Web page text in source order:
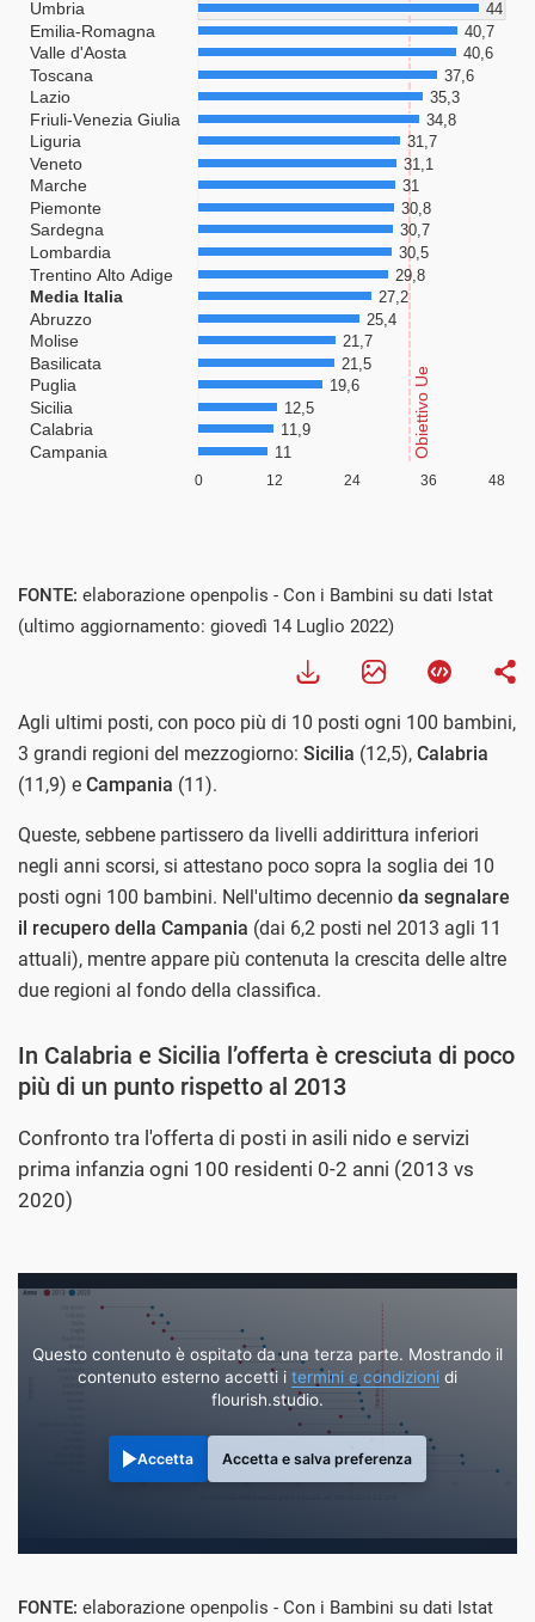
FONTE: elaborazione openpolis - Con i Bambini su dati Istat
(ultimo aggiornamento: giovedì 14 Luglio 2022)
Agli ultimi posti, con poco più di 10 posti ogni 100 bambini,
3 grandi regioni del mezzogiorno: Sicilia (12,5), Calabria
(11,9) e Campania (11).
Queste, sebbene partissero da livelli addirittura inferiori
negli anni scorsi, si attestano poco sopra la soglia dei 10
posti ogni 100 bambini. Nell'ultimo decennio da segnalare
il recupero della Campania (dai 6,2 posti nel 2013 agli 11
attuali), mentre appare più contenuta la crescita delle altre
due regioni al fondo della classifica.
In Calabria e Sicilia l’offerta è cresciuta di poco
più di un punto rispetto al 2013
Confronto tra l'offerta di posti in asili nido e servizi
prima infanzia ogni 100 residenti 0-2 anni (2013 vs
2020)
Questo contenuto è ospitato da una terza parte. Mostrando il
contenuto esterno accetti i termini e condizioni di
flourish.studio.
Accetta Accetta e salva preferenza
FONTE: elaborazione openpolis - Con i Bambini su dati Istat